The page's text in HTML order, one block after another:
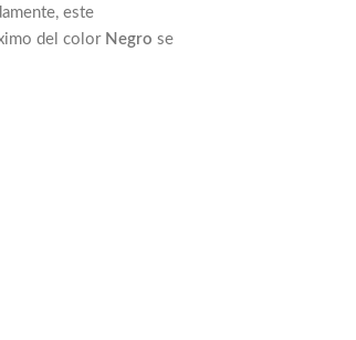
este
del color Negro se